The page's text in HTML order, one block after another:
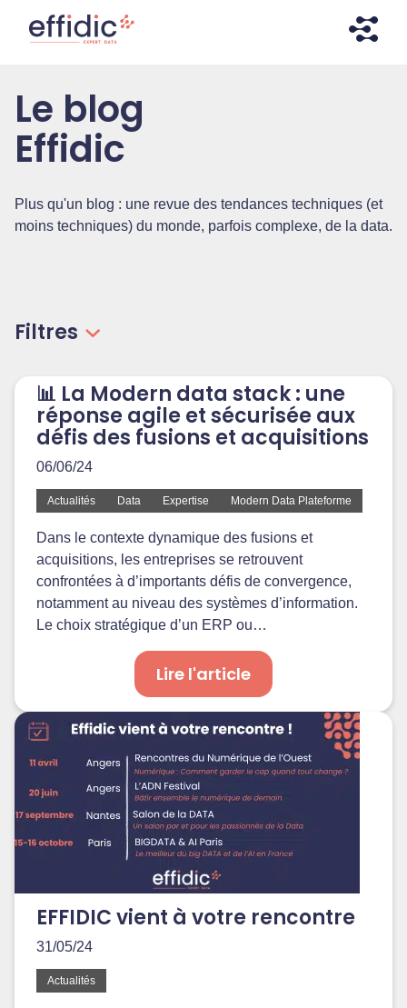
directement
Le blog
Effidic
Plus qu'un blog : une revue des tendances techniques (et
moins techniques) du monde, parfois complexe, de la data.
Filtres
📊 La Modern data stack : une
réponse agile et sécurisée aux
défis des fusions et acquisitions
06/06/24
Actualités Data Expertise Modern Data Plateforme
Dans le contexte dynamique des fusions et
acquisitions, les entreprises se retrouvent
confrontées à d’importants défis de convergence,
notamment au niveau des systèmes d’information.
Le choix stratégique d’un ERP ou…
Lire l'article
EFFIDIC vient à votre rencontre
31/05/24
Actualités